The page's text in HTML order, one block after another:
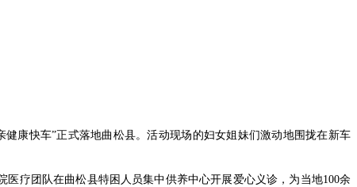
康快车”正式落地曲松县。活动现场的妇女姐妹们激动地围拢在新车
疗团队在曲松县特困人员集中供养中心开展爱心义诊，为当地100余